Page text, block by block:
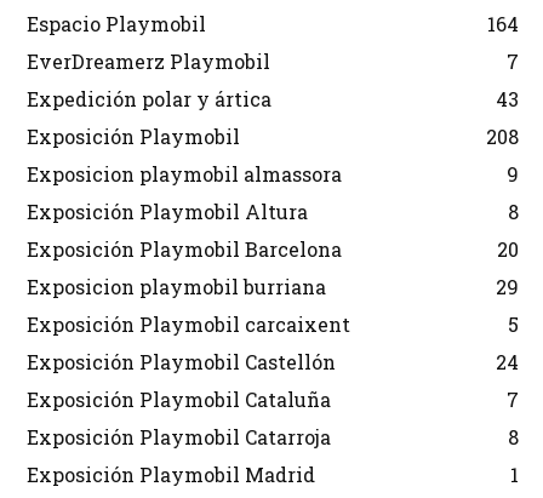
Espacio Playmobil
164
EverDreamerz Playmobil
7
Expedición polar y ártica
43
Exposición Playmobil
208
Exposicion playmobil almassora
9
Exposición Playmobil Altura
8
Exposición Playmobil Barcelona
20
Exposicion playmobil burriana
29
Exposición Playmobil carcaixent
5
Exposición Playmobil Castellón
24
Exposición Playmobil Cataluña
7
Exposición Playmobil Catarroja
8
Exposición Playmobil Madrid
1